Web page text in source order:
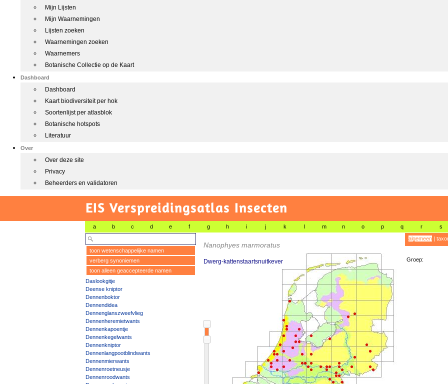
Mijn Lijsten
Mijn Waarnemingen
Lijsten zoeken
Waarnemingen zoeken
Waarnemers
Botanische Collectie op de Kaart
Dashboard
Dashboard
Kaart biodiversiteit per hok
Soortenlijst per atlasblok
Botanische hotspots
Literatuur
Over
Over deze site
Privacy
Beheerders en validatoren
EIS Verspreidingsatlas Insecten
a b c d e f g h i j k l m n o p q r s
toon wetenschappelijke namen
verberg synoniemen
toon alleen geaccepteerde namen
Daslookgitje
Deense kniptor
Dennenboktor
Dennendidea
Dennenglanszweefvlieg
Dennenheremietwants
Dennenkapoentje
Dennenkegelwants
Dennenkniptor
Dennenlangpootblindwants
Dennenmierwants
Dennenroetneusje
Dennenroodwants
Nanophyes marmoratus
Dwerg-kattenstaartsnuitkever
algemeen|
Groep: